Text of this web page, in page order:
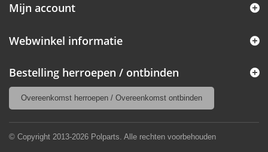
© Copyright 2013-2026 Polparts. Alle rechten voorbehouden
Mijn account
Webwinkel informatie
Bestelling herroepen / ontbinden
Overeenkomst herroepen / Overeenkomst ontbinden